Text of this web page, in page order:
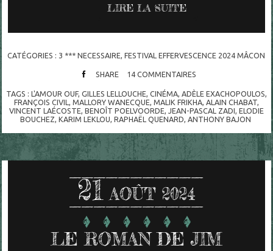
LIRE LA SUITE
CATÉGORIES : 3 *** NECESSAIRE,FESTIVAL EFFERVESCENCE 2024 MÂCON
SHARE 14 COMMENTAIRES
TAGS : L'AMOUR OUF, GILLES LELLOUCHE, CINÉMA, ADÈLE EXACHOPOULOS,
FRANÇOIS CIVIL , MALLORY WANECQUE, MALIK FRIKHA, ALAIN CHABAT,
VINCENT LAÉCOSTE, BENOÎT POELVOORDE, JEAN-PASCAL ZADI, ELODIE
BOUCHEZ, KARIM LEKLOU, RAPHAËL QUENARD, ANTHONY BAJON
21 AOÛT 2024
LE ROMAN DE JIM